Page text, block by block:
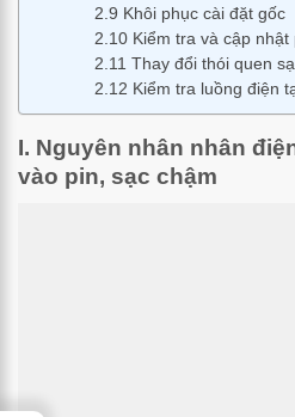
2.9 Khôi phục cài đặt gốc
2.10 Kiểm tra và cập
2.11 Thay đổi thói quen
2.12 Kiểm tra luồng điện
I. Nguyên nhân nhân
vào pin, sạc chậm